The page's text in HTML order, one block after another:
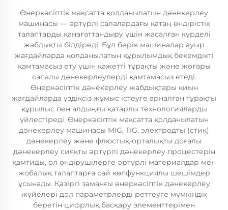
Өнеркәсіптік мақсатта қолданылатын дәнекерлеу
машинасы — әртүрлі салалардағы қатаң өндірістік
талаптарды қанағаттандыру үшін жасалған күрделі
жабдықты білдіреді. Бұл берік машиналар ауыр
жағдайларда қолданылатын құрылымдық бекемдікті
қамтамасыз ету үшін қажетті тұрақты және жоғары
сапалы дәнекерлеулерді қамтамасыз етеді.
Өнеркәсіптік дәнекерлеу жабдықтары қиын
жағдайларда үздіксіз жұмыс істеуге арналған тұрақты
құрылыс пен алдыңғы қатарлы технологияларды
үйлестіреді. Өнеркәсіптік мақсатта қолданылатын
дәнекерлеу машинасы MIG, TIG, электродты (стик)
дәнекерлеу және флюстық-орталықты доғалы
дәнекерлеу сияқты әртүрлі дәнекерлеу процестерін
қамтиды, ол өндірушілерге әртүрлі материалдар мен
жобалық талаптарға сай көпфункциялы шешімдер
ұсынады. Қазіргі заманғы өнеркәсіптік дәнекерлеу
жүйелері дәл параметрлерді реттеуге мүмкіндік
беретін цифрлық басқару элементтерімен